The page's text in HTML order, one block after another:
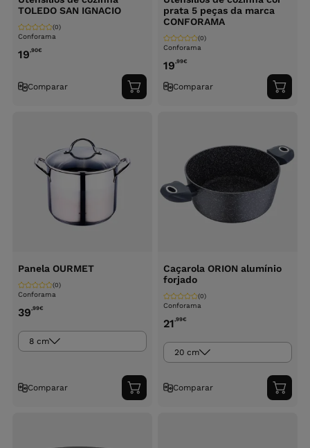
TOLEDO SAN IGNACIO
Conforama
(0)
19,90€
Comparar
Adicionar
ao
prata 5 peças da marca
CONFORAMA
Conforama
(0)
19,99€
Comparar
ao
Panela OURMET
Conforama
(0)
39,99€
8 cm
Comparar
Adicionar
ao
Caçarola ORION alumínio
forjado
Conforama
(0)
21,99€
20 cm
Comparar
ao